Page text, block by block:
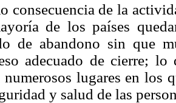
consecuencia de la
de los países
de abandono sin que
adecuado de cierre;
numerosos lugares en los
y salud de las